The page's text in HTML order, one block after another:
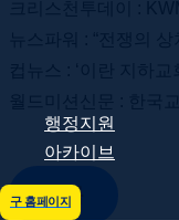
행정지원
아카이브
구 홈페이지
목록